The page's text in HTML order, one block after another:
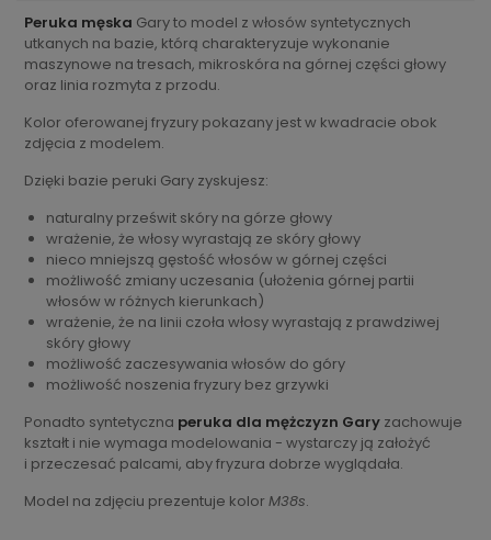
Peruka męska Gary to model z włosów syntetycznych
utkanych na bazie, którą charakteryzuje wykonanie
maszynowe na tresach, mikroskóra na górnej części głowy
oraz linia rozmyta z przodu.
Kolor oferowanej fryzury pokazany jest w kwadracie obok
zdjęcia z modelem.
Dzięki bazie peruki Gary zyskujesz:
naturalny prześwit skóry na górze głowy
wrażenie, że włosy wyrastają ze skóry głowy
nieco mniejszą gęstość włosów w górnej części
możliwość zmiany uczesania (ułożenia górnej partii
włosów w różnych kierunkach)
wrażenie, że na linii czoła włosy wyrastają z prawdziwej
skóry głowy
możliwość zaczesywania włosów do góry
możliwość noszenia fryzury bez grzywki
Ponadto syntetyczna peruka dla mężczyzn Gary zachowuje
kształt i nie wymaga modelowania - wystarczy ją założyć
i przeczesać palcami, aby fryzura dobrze wyglądała.
Model na zdjęciu prezentuje kolor M38s.